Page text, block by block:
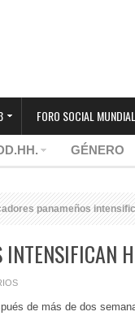
FORO SOCIAL
GÉNERO
panameños
INTENSIFICAN
de más de dos